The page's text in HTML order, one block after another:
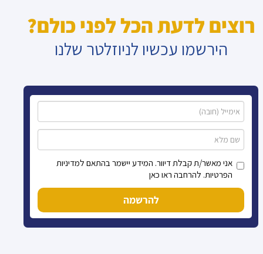
רוצים לדעת הכל לפני כולם?
הירשמו עכשיו לניוזלטר שלנו
אני מאשר/ת קבלת דיוור. המידע יישמר בהתאם למדיניות
הפרטיות. להרחבה ראו כאן
להרשמה